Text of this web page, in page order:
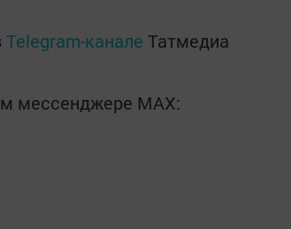
Telegram-канале Татмедиа
мессенджере MАХ: